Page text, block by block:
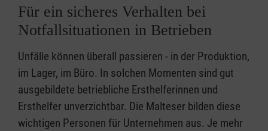
Für ein sicheres Verhalten bei
Notfallsituationen in Betrieben
Unfälle können überall passieren - in der Produktion,
im Lager, im Büro. In solchen Momenten sind gut
ausgebildete betriebliche Ersthelferinnen und
Ersthelfer unverzichtbar. Die Malteser bilden diese
wichtigen Personen für Unternehmen aus. Je mehr